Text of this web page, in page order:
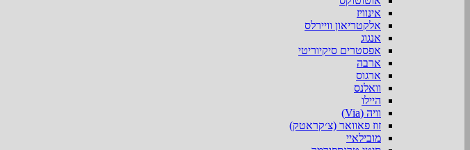
אינוויז
אלקטריאון וויירלס
אנגוג
אפסטרים סיקיוריטי
ארבה
ארגוס
וואלנס
היילו
וויה (Via)
זוז פאוואר (צ׳קראטק)
מובילאיי